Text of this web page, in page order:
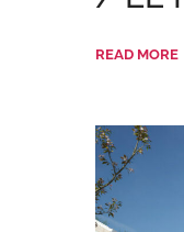
READ MORE